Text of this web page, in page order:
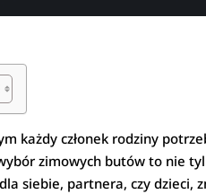
każdy członek rodziny
zimowych butów to nie
siebie, partnera, czy dzieci,